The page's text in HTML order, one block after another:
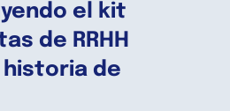
el kit
de RRHH
de